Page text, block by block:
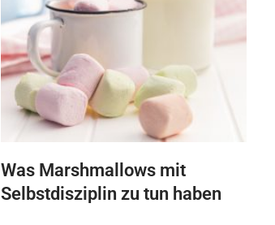
Was Marshmallows mit
Selbstdisziplin zu tun haben